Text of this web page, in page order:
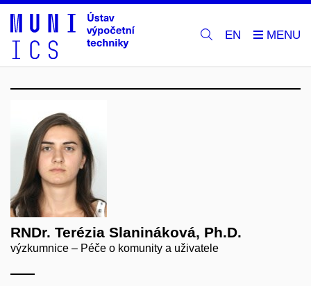
EN
RNDr. Terézia Slanináková, Ph.D.
výzkumnice – Péče o komunity a uživatele